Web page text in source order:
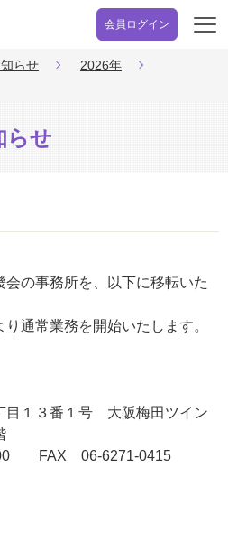
会員ログイン
開
らせ
2026年
らせ
の事務所を、以下に移転いた
通常業務を開始いたします。
３番１号 大阪梅田ツイン
FAX 06-6271-0415